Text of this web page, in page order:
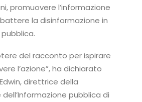
promuovere l’informazione
la disinformazione in
del racconto per ispirare
l’azione”, ha dichiarato
direttrice della
pubblica di